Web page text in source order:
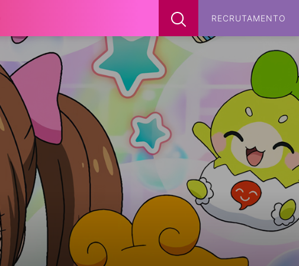
x RECRUTAMENTO